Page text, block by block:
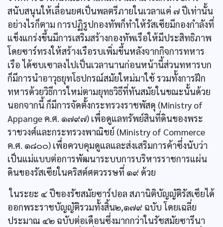
สนับสนุนให้เลื่อนยศเป็นพลตรีภายในเวลาแค่ ๗ ปีเท่านั้น
อย่างไรก็ตาม การปฏิรูปกองทัพก็ทำให้รัสเซียมีกองกำลังที่
แข็งแกร่งขึ้นมีการเสริมสร้างกองทัพเรือให้มีประสิทธิภาพ
โดยซาร์ทรงให้สร้างเรือรบเพิ่มขึ้นหลังจากกิจการทหาร
เรือ ได้ซบเซาลงไปเป็นเวลานานก่อนหน้านี้ส่วนทหารบก
ก็มีการนำอาวุธยุทโธปกรณ์สมัยใหม่มาใช้ รวมทั้งการฝึก
ทหารด้วยวิธีการใหม่ตามยุทธวิธีที่ทันสมัยในขณะนั้นด้วย
นอกจากนี้ ก็มีการจัดตั้งกระทรวงราชพัสดุ (Ministry of
Appange ค.ศ. ๑๗๙๗) เพื่อดูแลทรัพย์สินที่ดินของพระ
ราชวงศ์และกระทรวงพาณิชย์ (Ministry of Commerce
ค.ศ. ๑๘๐๐) เพื่อควบคุมดูแลและส่งเสริมการค้าซึ่งนับว่า
เป็นแม่แบบต่อการพัฒนาระบบการบริหารราชการแผ่น
ดินของรัสเซียในคริสต์ศตวรรษที่ ๑๙ ด้วย
ในระยะ ๔ ปีของรัชสมัยซาร์ปอล สภานิติบัญญัติรัสเซียได้
ออกพระราชบัญญัติรวมทั้งสิ้น๒,๑๗๙ ฉบับ โดยเฉลี่ย
ประมาณ ๔๒ ฉบับต่อเดือนซึ่งมากกว่าในรัชสมัยซารีนา